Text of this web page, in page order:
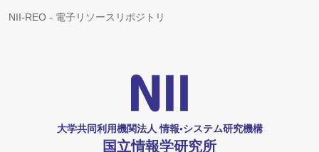
NII-REO - 電子リソースリポジトリ
大学共同利用機関法人 情報•システム研究機構
国立情報学研究所